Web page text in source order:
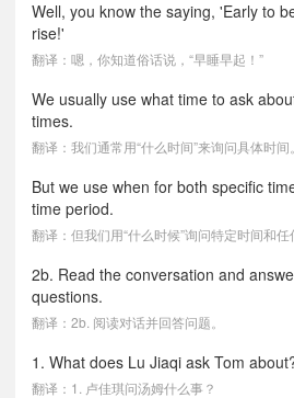
Well, you know the saying, 'Early to
rise!'
翻译：嗯，你知道俗话说，“早睡早起！”
We usually use what time to ask
times.
翻译：我们通常用“什么时间”来询问具体时间。
But we use when for both specific
time period.
翻译：但我们用“什么时候”询问特定时间和任
2b. Read the conversation and
questions.
翻译：2b. 阅读对话并回答问题。
1. What does Lu Jiaqi ask Tom
翻译：1. 卢佳琪问汤姆什么事？